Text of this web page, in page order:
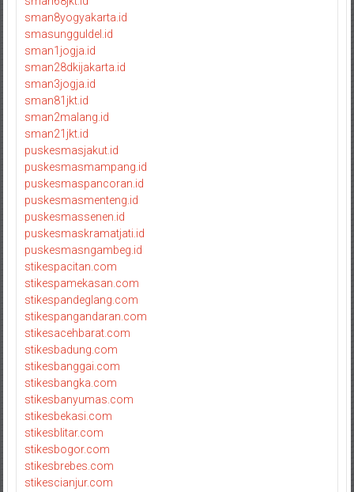
sman8yogyakarta.id
smasungguldel.id
sman1jogja.id
sman28dkijakarta.id
sman3jogja.id
sman81jkt.id
sman2malang.id
sman21jkt.id
puskesmasjakut.id
puskesmasmampang.id
puskesmaspancoran.id
puskesmasmenteng.id
puskesmassenen.id
puskesmaskramatjati.id
puskesmasngambeg.id
stikespacitan.com
stikespamekasan.com
stikespandeglang.com
stikespangandaran.com
stikesacehbarat.com
stikesbadung.com
stikesbanggai.com
stikesbangka.com
stikesbanyumas.com
stikesbekasi.com
stikesblitar.com
stikesbogor.com
stikesbrebes.com
stikescianjur.com